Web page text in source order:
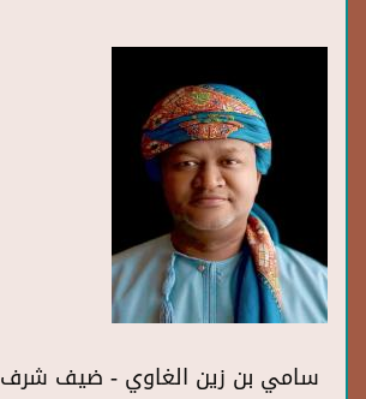
سامي بن زين الغاوي - ضيف شرف